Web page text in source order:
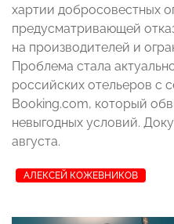
хартии добросовестных
предусматривающей
на производителей и
Проблема стала
российских отельеров с
Booking.com, который
невыгодных условий.
августа.
АЛЕКСЕЙ КОЖЕВНИКОВ